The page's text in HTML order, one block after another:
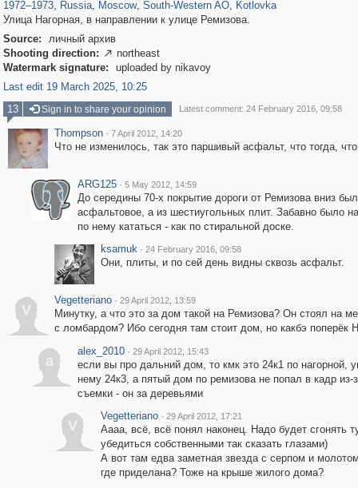
1972–1973, Russia, Moscow, South-Western AO, Kotlovka
Улица Нагорная, в направлении к улице Ремизова.
Source:
личный архив
Shooting direction:  northeast
Watermark signature:
uploaded by nikavoy
Last edit 19 March 2025, 10:25
13
Sign in to share your opinion Latest comment: 24 February 2016, 09:58
Thompson · 7 April 2012, 14:20
Что не изменилось, так это паршивый асфальт, что тогда,
ARG125 · 5 May 2012, 14:59
До середины 70-х покрытие дороги от Ремизова вниз
асфальтовое, а из шестиугольных плит. Забавно было
по нему кататься - как по стиральной доске.
ksamuk · 24 February 2016, 09:58
Они, плиты, и по сей день видны сквозь асфальт.
V
Vegetteriano · 29 April 2012, 13:59
Минутку, а что это за дом такой на Ремизова? Он стоял на
с ломбардом? Ибо сегодня там стоит дом, но какбэ поперёк
a
alex_2010 · 29 April 2012, 15:43
если вы про дальний дом, то кмк это 24к1 по нагорной,
нему 24к3, а пятый дом по ремизова не попал в кадр из-
съемки - он за деревьями
V
Vegetteriano · 29 April 2012, 17:21
Аааа, всё, всё понял наконец. Надо будет сгонять
убедиться собственными так сказать глазами)
А вот там едва заметная звезда с серпом и
где приделана? Тоже на крыше жилого дома?